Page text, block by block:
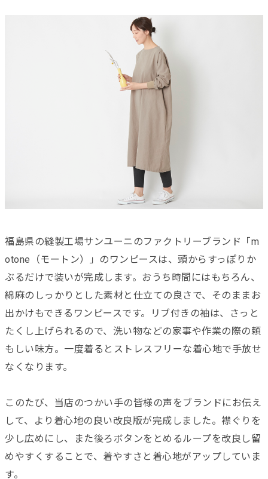
福島県の縫製工場サンユーニのファクトリーブランド「m
otone（モートン）」のワンピースは、頭からすっぽりか
ぶるだけで装いが完成します。おうち時間にはもちろん、
綿麻のしっかりとした素材と仕立ての良さで、そのままお
出かけもできるワンピースです。リブ付きの袖は、さっと
たくし上げられるので、洗い物などの家事や作業の際の頼
もしい味方。一度着るとストレスフリーな着心地で手放せ
なくなります。
このたび、当店のつかい手の皆様の声をブランドにお伝え
して、より着心地の良い改良版が完成しました。襟ぐりを
少し広めにし、また後ろボタンをとめるループを改良し留
めやすくすることで、着やすさと着心地がアップしていま
す。